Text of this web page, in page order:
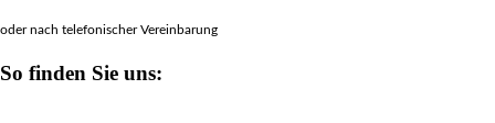
oder nach telefonischer Vereinbarung
So finden Sie uns: